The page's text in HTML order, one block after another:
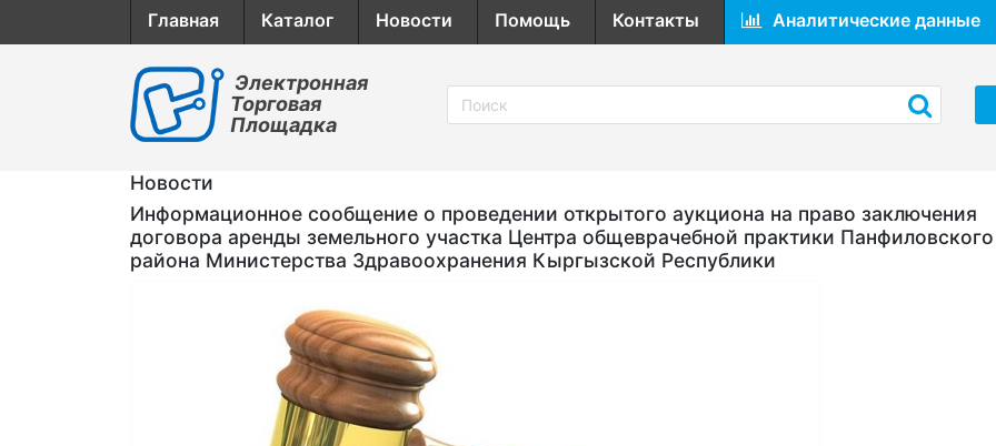
Главная Каталог Новости Помощь Контакты Аналитические данные
Электронная
Торговая
Площадка
Новости
Информационное сообщение о проведении открытого аукциона на право заключения
договора аренды земельного участка Центра общеврачебной практики Панфиловского
района Министерства Здравоохранения Кыргызской Республики